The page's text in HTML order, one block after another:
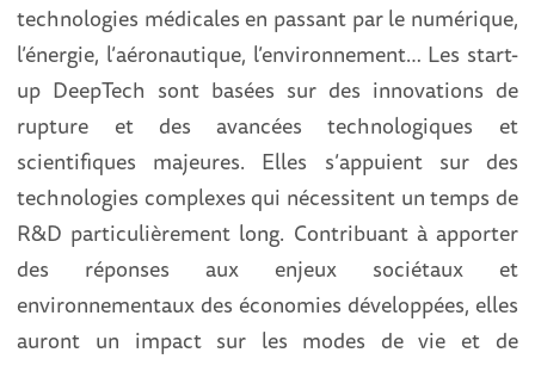
technologies médicales en passant par le numérique,
l’énergie, l’aéronautique, l’environnement… Les start-
up DeepTech sont basées sur des innovations de
rupture et des avancées technologiques et
scientifiques majeures. Elles s’appuient sur des
technologies complexes qui nécessitent un temps de
R&D particulièrement long. Contribuant à apporter
des réponses aux enjeux sociétaux et
environnementaux des économies développées, elles
auront un impact sur les modes de vie et de